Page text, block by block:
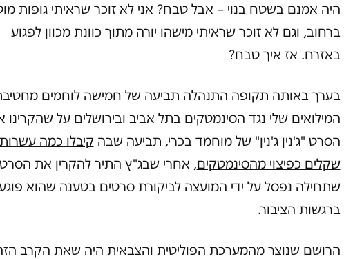
היה אמנם בשטח בנוי – אבל טבח? אני לא זוכר שראיתי גופות
ברחוב, וגם לא זוכר שראיתי מישהו יורה מתוך כוונת מכוון לפגוע
באזרח. אז איך טבח?
בערך באותה תקופה התנהלה תביעה של חמישה לוחמים
המילואים שלי נגד הסינמטקים בתל אביב ובירושלים על שהקרינו
הסרט "ג'נין ג'נין" של מוחמד בכרי, תביעה שבה קיבלו כמה
שקלים כפיצוי מהסינמטקים, אחרי שבג"ץ התיר להקרין את
שתחילה נפסל על ידי המועצה לביקורת סרטים בטענה שהוא
ברגשות הציבור.
הרושם שנוצר מהמערכת הפוליטית והצבאית היה שאת הקרב